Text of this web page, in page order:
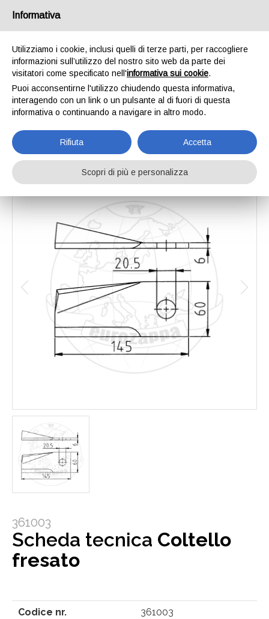
Home Catalogo Lame per tosatrici da prato Coltello fresato
Coltello fresato
361003
Scheda tecnica Coltello
fresato
Codice nr. 361003
Informativa
Utilizziamo i cookie, inclusi quelli di terze parti, per raccogliere
informazioni sull’utilizzo del nostro sito web da parte dei
visitatori come specificato nell'informativa sui cookie.
Puoi acconsentirne l'utilizzo chiudendo questa informativa,
interagendo con un link o un pulsante al di fuori di questa
informativa o continuando a navigare in altro modo.
Rifiuta Accetta
Scopri di più e personalizza